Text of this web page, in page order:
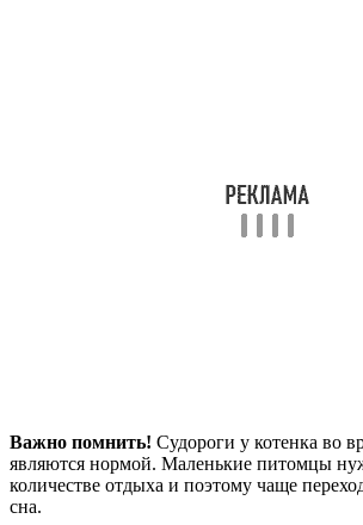
Важно помнить! Судороги у котенка во
являются нормой. Маленькие питомцы
количестве отдыха и поэтому чаще
сна.